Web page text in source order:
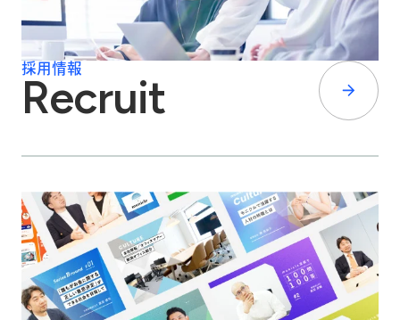
採用情報
Recruit